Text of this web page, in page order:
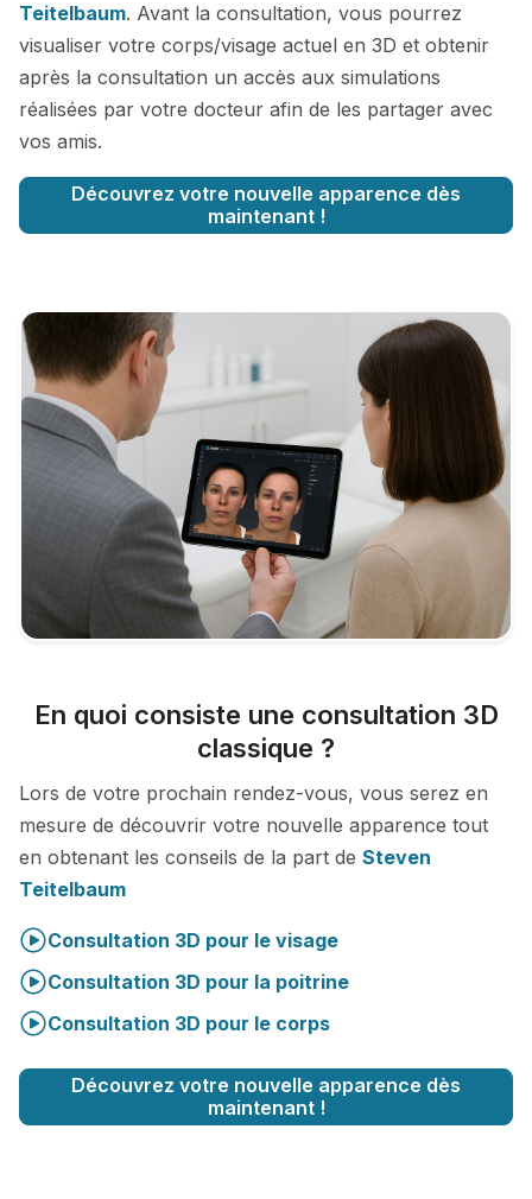
Teitelbaum. Avant la consultation, vous pourrez
visualiser votre corps/visage actuel en 3D et obtenir
après la consultation un accès aux simulations
réalisées par votre docteur afin de les partager avec
vos amis.
Découvrez votre nouvelle apparence dès
maintenant !
En quoi consiste une consultation 3D
classique ?
Lors de votre prochain rendez-vous, vous serez en
mesure de découvrir votre nouvelle apparence tout
en obtenant les conseils de la part de Steven
Teitelbaum
Consultation 3D pour le visage
Consultation 3D pour la poitrine
Consultation 3D pour le corps
Découvrez votre nouvelle apparence dès
maintenant !